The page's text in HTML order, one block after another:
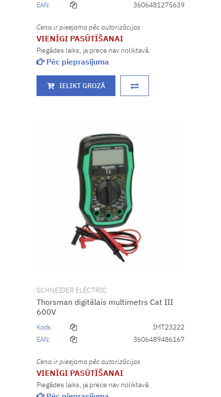
EAN:
3606481275639
Cena ir pieejama pēc autorizācijas
VIENĪGI PASŪTĪŠANAI
Piegādes laiks, ja prece nav noliktavā:
Pēc pieprasījuma
IELIKT GROZĀ
SCHNEIDER ELECTRIC
Thorsman digitālais multimetrs Cat III
600V
Kods:
IMT23222
EAN:
3606489486167
Cena ir pieejama pēc autorizācijas
VIENĪGI PASŪTĪŠANAI
Piegādes laiks, ja prece nav noliktavā: